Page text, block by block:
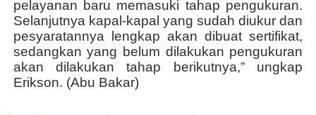
pelayanan baru memasuki tahap pengukuran.
Selanjutnya kapal-kapal yang sudah diukur dan
pesyaratannya lengkap akan dibuat sertifikat,
sedangkan yang belum dilakukan pengukuran
akan dilakukan tahap berikutnya,” ungkap
Erikson. (Abu Bakar)